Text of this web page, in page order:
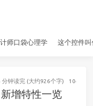
师口袋心理学 这个控件叫
分钟读完 (大约926个字) 104
增特性一览